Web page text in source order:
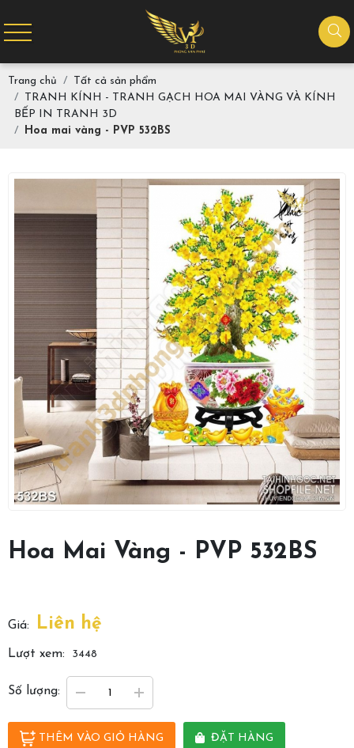
Trang chủ
Tất cả sản phẩm
TRANH KÍNH - TRANH GẠCH HOA MAI VÀNG VÀ KÍNH
BẾP IN TRANH 3D
Hoa mai vàng - PVP 532BS
Hoa Mai Vàng - PVP 532BS
Giá: Liên hệ
Lượt xem: 3448
Số lượng:
THÊM VÀO GIỎ HÀNG ĐẶT HÀNG